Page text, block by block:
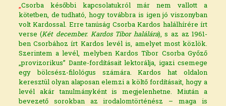
„Csorba későbbi kapcsolatukról már nem vallott a
kötetben, de tudható, hogy továbbra is igen jó viszonyban
volt Kardossal. Erre tanúság Csorba Kardos halálhírére írt
verse (Két december. Kardos Tibor halálára), s az az 1961-
ben Csorbához írt Kardos levél is, amelyet most közlök.
Szerintem a levél, melyben Kardos Tibor Csorba Győző
„provizorikus” Dante-fordításait lektorálja, igazi csemege
egy bölcsész-filológus számára. Kardos hat oldalon
keresztül olyan alaposan elemzi a költő fordításait, hogy a
levél akár tanulmányként is megjelenhetne. Miután a
bevezető sorokban az irodalomtörténész – maga is